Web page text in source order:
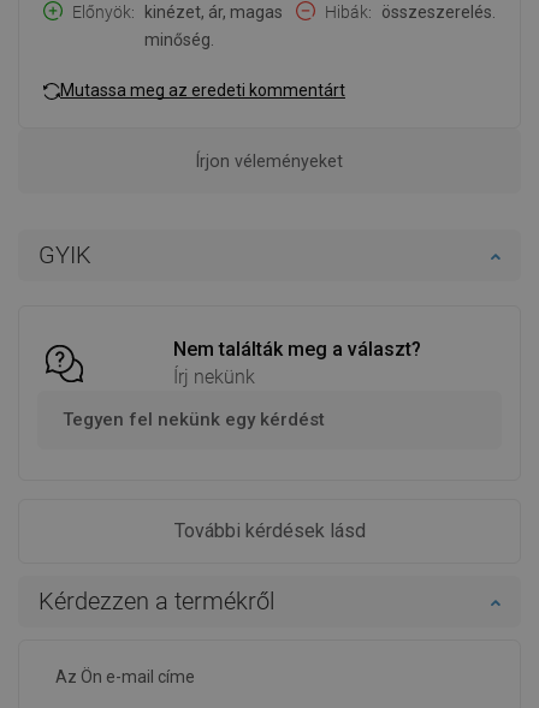
GYIK
Nem találták meg a választ?
Írj nekünk
Tegyen fel nekünk egy kérdést
További kérdések lásd
Előnyök
kinézet, ár, magas
minőség.
Hibák összeszerelés.
Mutassa meg az eredeti kommentárt
Írjon véleményeket
Kérdezzen a termékről